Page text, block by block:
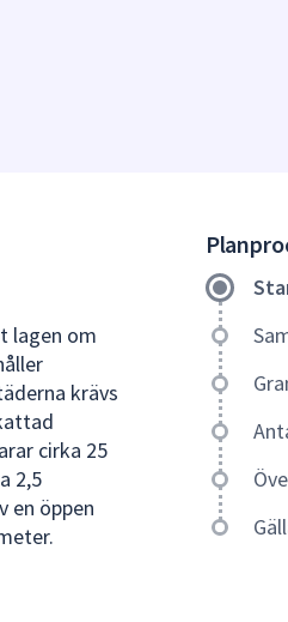
lagen om
krävs
cirka 25
2,5
en öppen